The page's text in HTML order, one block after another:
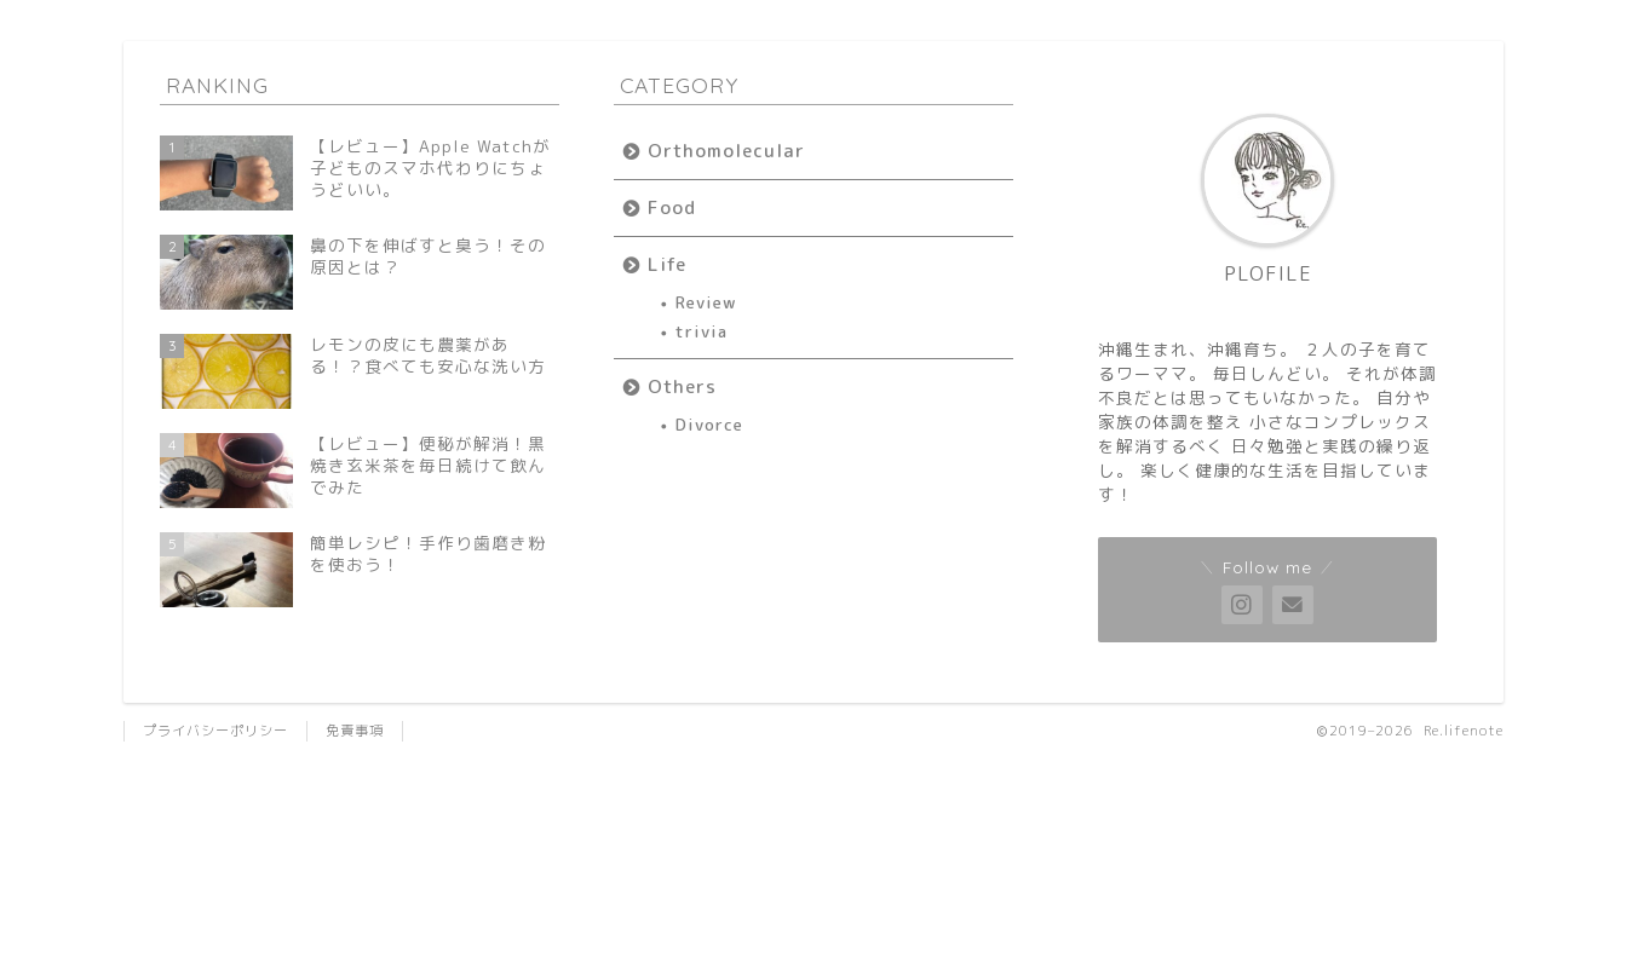
RANKING
1
【レビュー】Apple Watchが
子どものスマホ代わりにちょ
うどいい。
2
鼻の下を伸ばすと臭う！その
原因とは？
3
レモンの皮にも農薬があ
る！？食べても安心な洗い方
4
【レビュー】便秘が解消！黒
焼き玄米茶を毎日続けて飲ん
でみた
5
簡単レシピ！手作り歯磨き粉
を使おう！
CATEGORY
Orthomolecular
Food
Life
Review
trivia
Others
Divorce
PLOFILE
沖縄生まれ、沖縄育ち。 ２人の子を育て
るワーママ。 毎日しんどい。 それが体調
不良だとは思ってもいなかった。 自分や
家族の体調を整え 小さなコンプレックス
を解消するべく 日々勉強と実践の繰り返
し。 楽しく健康的な生活を目指していま
す！
＼ Follow me ／
プライバシーポリシー 免責事項 2019–2026 Re.lifenote